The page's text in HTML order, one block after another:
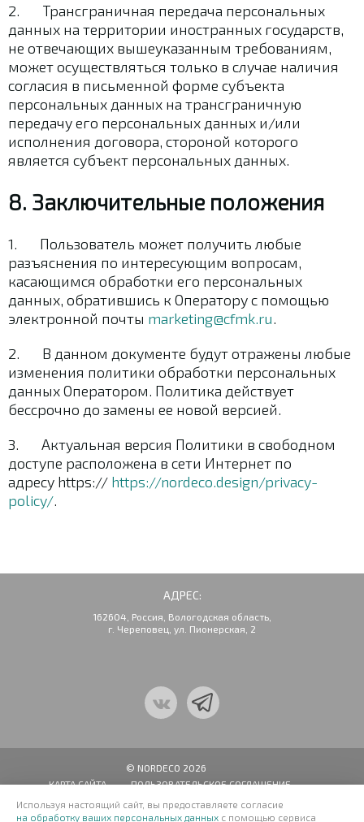
2. Трансграничная передача персональных
данных на территории иностранных государств,
не отвечающих вышеуказанным требованиям,
может осуществляться только в случае наличия
согласия в письменной форме субъекта
персональных данных на трансграничную
передачу его персональных данных и/или
исполнения договора, стороной которого
является субъект персональных данных.
8. Заключительные положения
1. Пользователь может получить любые
разъяснения по интересующим вопросам,
касающимся обработки его персональных
данных, обратившись к Оператору с помощью
электронной почты marketing@cfmk.ru.
2. В данном документе будут отражены любые
изменения политики обработки персональных
данных Оператором. Политика действует
бессрочно до замены ее новой версией.
3. Актуальная версия Политики в свободном
доступе расположена в сети Интернет по
адресу https:// https://nordeco.design/privacy-
policy/.
АДРЕС:
162604, Россия, Вологодская область,
г. Череповец, ул. Пионерская, 2
КАРТА САЙТА
ПОЛЬЗОВАТЕЛЬСКОЕ СОГЛАШЕНИЕ
УСЛОВИЯ ИСПОЛЬЗОВАНИЯ САЙТА
© NORDECO 2026
Используя настоящий сайт, вы предоставляете согласие
на обработку ваших персональных данных с помощью сервиса